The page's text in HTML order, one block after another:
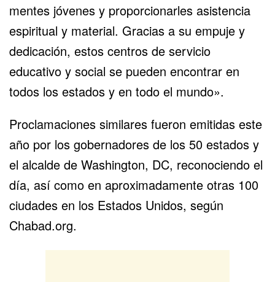
mentes jóvenes y proporcionarles asistencia
espiritual y material. Gracias a su empuje y
dedicación, estos centros de servicio
educativo y social se pueden encontrar en
todos los estados y en todo el mundo».
Proclamaciones similares fueron emitidas este
año por los gobernadores de los 50 estados y
el alcalde de Washington, DC, reconociendo el
día, así como en aproximadamente otras 100
ciudades en los Estados Unidos, según
Chabad.org.